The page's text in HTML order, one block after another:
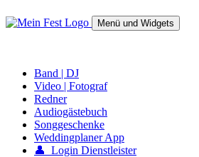
zum
Menü und Widgets
Band | DJ
Video | Fotograf
Redner
Audiogästebuch
Songgeschenke
Weddingplaner App
👤 Login Dienstleister